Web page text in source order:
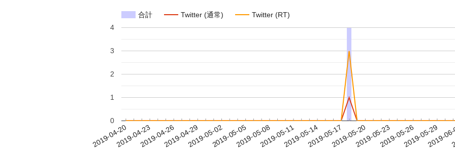
合計 Twitter (通常) Twitter (RT)
2019-04-202019-04-232019-04-262019-04-292019-05-022019-05-052019-05-082019-05-112019-05-142019-05-172019-05-202019-05-232019-05-262019-05-29
2019-
0
1
2
3
4